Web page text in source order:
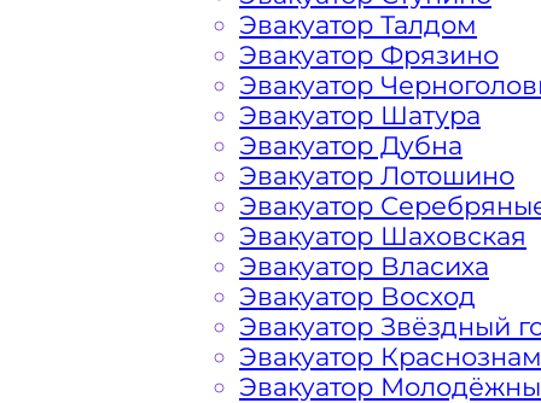
Заказанный эвакуатор
платформой
Маршрут от места вызова
города Красногорска
Затрудняющие факторы –
передач (АКПП)
Сложная эвакуация при аварии,
Эвакуатор Талдом
Эвакуатор Фрязино
Эвакуатор
Эвакуатор Шатура
Эвакуатор Дубна
Эвакуатор Лотошино
Эвакуатор
Эвакуатор Шаховская
Эвакуатор Власиха
Эвакуатор Восход
Эвакуатор Звёздный
Эвакуатор
Эвакуатор